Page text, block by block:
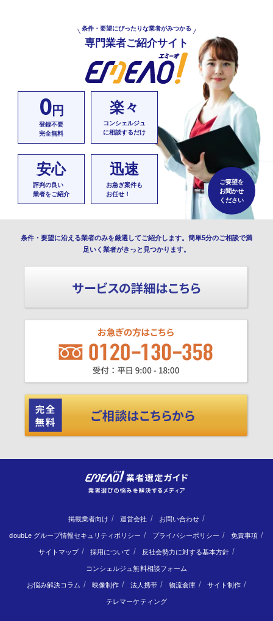
条件・要望にぴったりな業者がみつかる
専門業者ご紹介サイト
0円
登録不要
完全無料
楽々
コンシェルジュ
に相談するだけ
安心
評判の良い
業者をご紹介
迅速
お急ぎ案件も
お任せ！
ご要望を
お聞かせ
ください
条件・要望に沿える業者のみを厳選してご紹介します。簡単5分のご相談で満
足いく業者がきっと見つかります。
掲載業者向け 運営会社 お問い合わせ
doubLe グループ情報セキュリティポリシー プライバシーポリシー 免責事項
サイトマップ 採用について 反社会勢力に対する基本方針
コンシェルジュ無料相談フォーム
お悩み解決コラム 映像制作 法人携帯 物流倉庫 サイト制作
テレマーケティング